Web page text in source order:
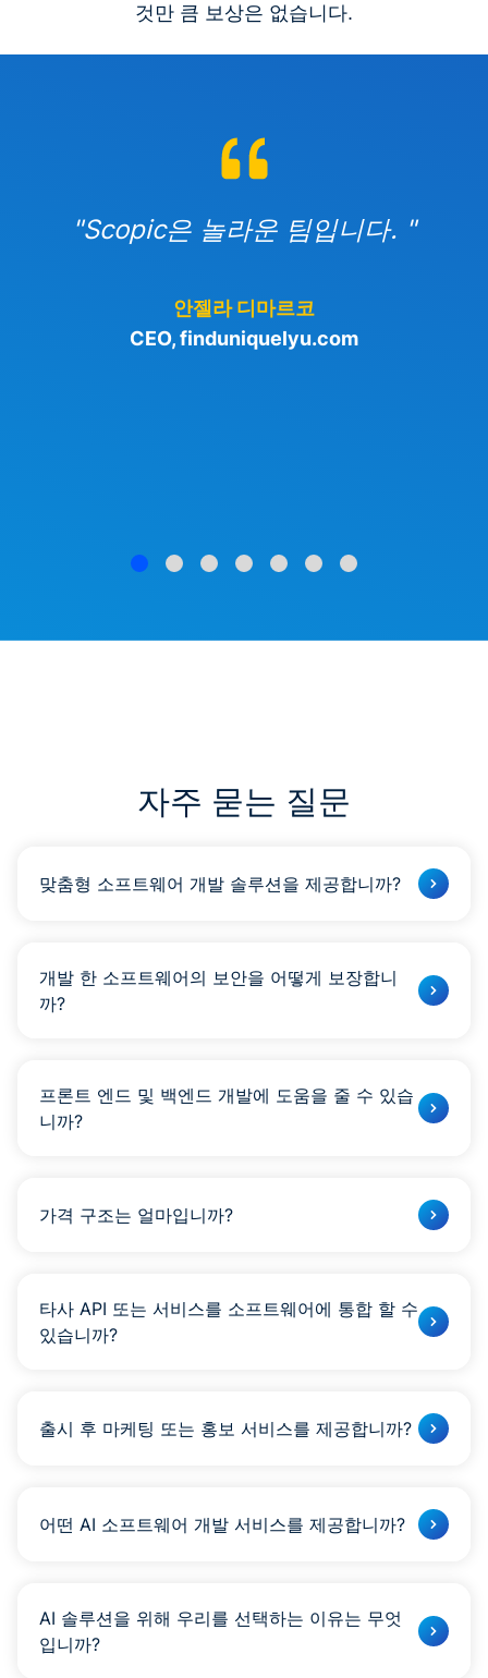
것만 큼 보상은 없습니다.
"Scopic은 놀라운 팀입니다. "
안젤라 디마르코
CEO, finduniquelyu.com
자주 묻는 질문
맞춤형 소프트웨어 개발 솔루션을 제공합니까?
개발 한 소프트웨어의 보안을 어떻게 보장합니
까?
프론트 엔드 및 백엔드 개발에 도움을 줄 수 있습
니까?
가격 구조는 얼마입니까?
타사 API 또는 서비스를 소프트웨어에 통합 할 수
있습니까?
출시 후 마케팅 또는 홍보 서비스를 제공합니까?
어떤 AI 소프트웨어 개발 서비스를 제공합니까?
AI 솔루션을 위해 우리를 선택하는 이유는 무엇
입니까?